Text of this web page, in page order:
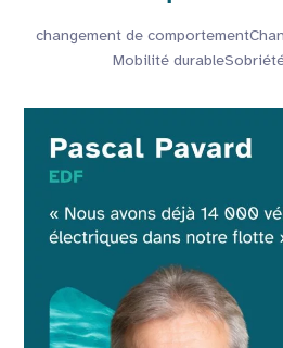
changement de comportement
Mobilité durable